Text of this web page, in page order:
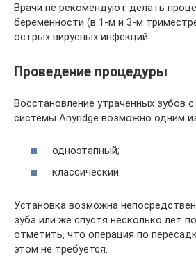
Врачи не рекомендуют делать
беременности (в 1-м и 3-м
острых вирусных инфекций.
Проведение процедуры
Восстановление утраченных зубов
системы Anyridge возможно одним
одноэтапный;
классический.
Установка возможна
зуба или же спустя несколько лет
отметить, что операция по
этом не требуется.